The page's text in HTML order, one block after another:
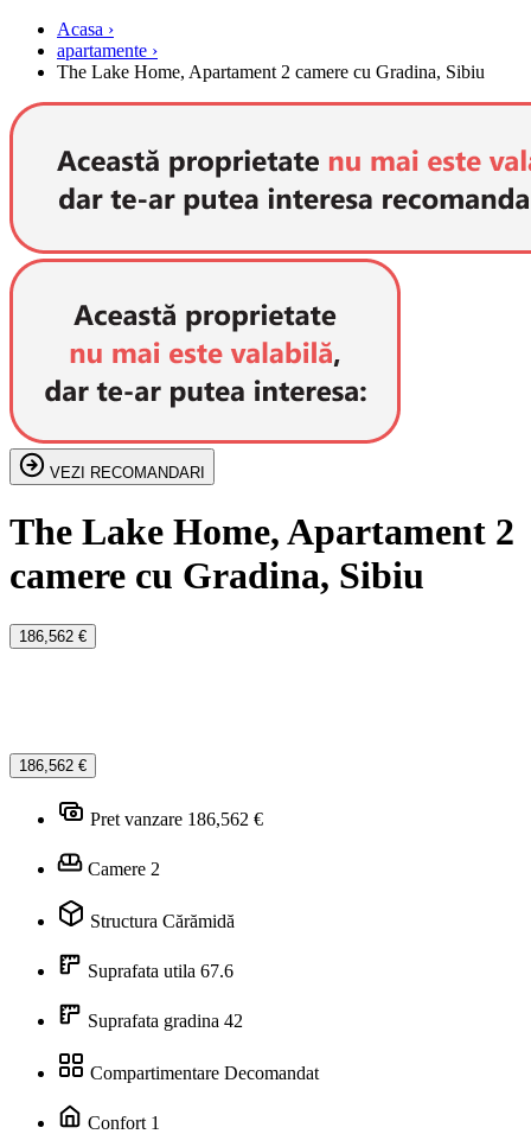
Acasa ›
apartamente ›
The Lake Home, Apartament 2 camere cu Gradina, Sibiu
VEZI RECOMANDARI
The Lake Home, Apartament 2
camere cu Gradina, Sibiu
186,562 €
186,562 €
Pret vanzare 186,562 €
Camere 2
Structura Cărămidă
Suprafata utila 67.6
Suprafata gradina 42
Compartimentare Decomandat
Confort 1